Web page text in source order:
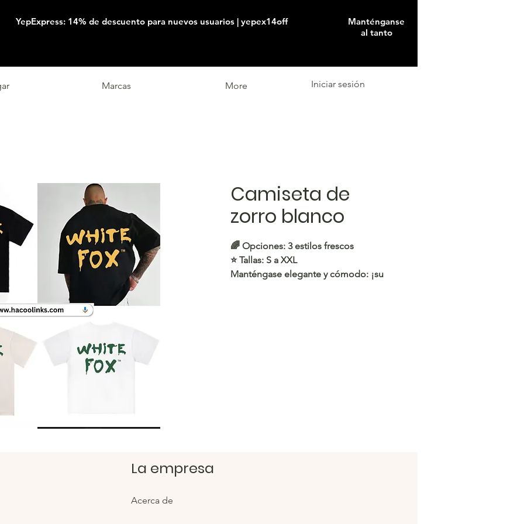
YepExpress: 14% de descuento para nuevos usuarios | yepex14off
Manténganse
al tanto
Marcas More Iniciar sesión
Camiseta de
zorro blanco
🌈 Opciones: 3 estilos frescos
⭐️Tallas: S a XXL
Manténgase elegante y cómodo: ¡su
La empresa
Acerca de